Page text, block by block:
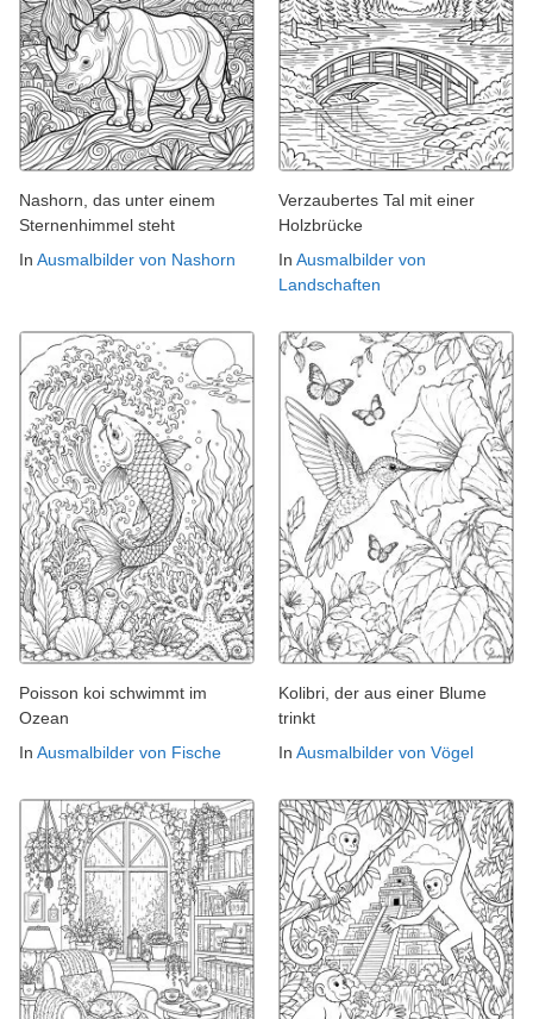
Nashorn, das unter einem
Sternenhimmel steht
In Ausmalbilder von Nashorn
Verzaubertes Tal mit einer
Holzbrücke
In Ausmalbilder von
Landschaften
Poisson koi schwimmt im
Ozean
In Ausmalbilder von Fische
Kolibri, der aus einer Blume
trinkt
In Ausmalbilder von Vögel